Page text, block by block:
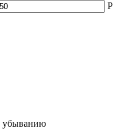
Р
убыванию